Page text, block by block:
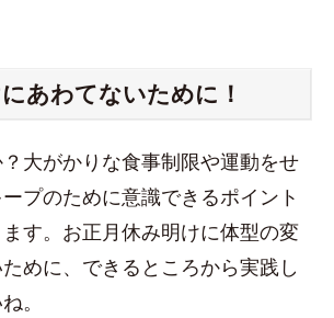
あわてないために！
大がかりな食事制限や運動をせ
プのために意識できるポイント
す。お正月休み明けに体型の変
めに、できるところから実践し
。